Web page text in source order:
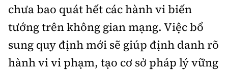
chưa bao quát hết các hành vi biến
tướng trên không gian mạng. Việc bổ
sung quy định mới sẽ giúp định danh rõ
hành vi vi phạm, tạo cơ sở pháp lý vững